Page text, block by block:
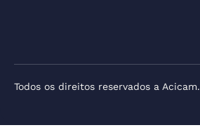
Todos os direitos reservados a Acicam.